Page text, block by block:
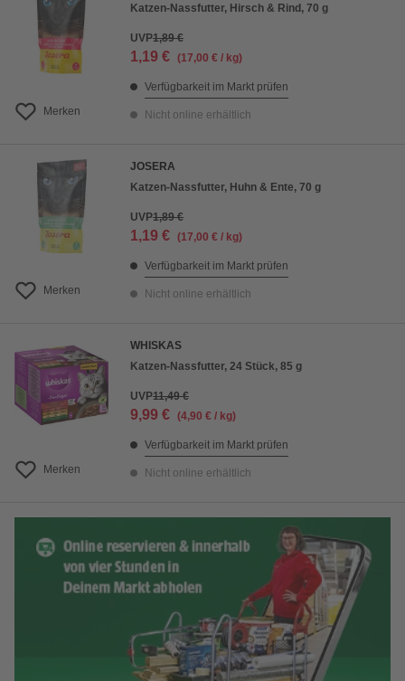
Merken
Katzen-Nassfutter, Hirsch & Rind, 70 g
UVP1,89 €
1,19 € (17,00 € / kg)
Verfügbarkeit im Markt prüfen
Nicht online erhältlich
Merken
JOSERA
Katzen-Nassfutter, Huhn & Ente, 70 g
UVP1,89 €
1,19 € (17,00 € / kg)
Verfügbarkeit im Markt prüfen
Nicht online erhältlich
Merken
WHISKAS
Katzen-Nassfutter, 24 Stück, 85 g
UVP11,49 €
9,99 € (4,90 € / kg)
Verfügbarkeit im Markt prüfen
Nicht online erhältlich